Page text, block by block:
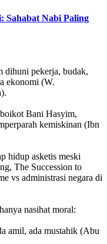
Sahabat Nabi Paling
dihuni pekerja, budak,
ekonomi (W.
Bani Hasyim,
kemiskinan (Ibn
hidup asketis meski
The Succession to
vs administrasi negara di
nasihat moral:
amil, ada mustahik (Abu